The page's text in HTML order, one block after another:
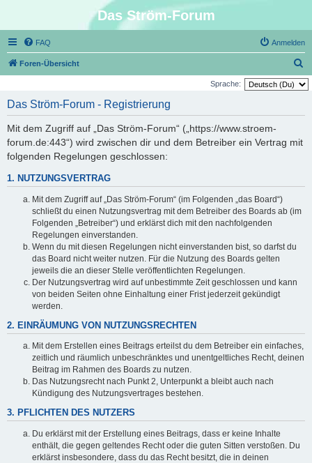
Das Ström-Forum
FAQ Anmelden
Foren-Übersicht
u
Sprache:
Das Ström-Forum - Registrierung
Mit dem Zugriff auf „Das Ström-Forum“ („https://www.stroem-
forum.de:443“) wird zwischen dir und dem Betreiber ein Vertrag mit
folgenden Regelungen geschlossen:
1. NUTZUNGSVERTRAG
Mit dem Zugriff auf „Das Ström-Forum“ (im Folgenden „das Board“)
schließt du einen Nutzungsvertrag mit dem Betreiber des Boards ab (im
Folgenden „Betreiber“) und erklärst dich mit den nachfolgenden
Regelungen einverstanden.
Wenn du mit diesen Regelungen nicht einverstanden bist, so darfst du
das Board nicht weiter nutzen. Für die Nutzung des Boards gelten
jeweils die an dieser Stelle veröffentlichten Regelungen.
Der Nutzungsvertrag wird auf unbestimmte Zeit geschlossen und kann
von beiden Seiten ohne Einhaltung einer Frist jederzeit gekündigt
werden.
2. EINRÄUMUNG VON NUTZUNGSRECHTEN
Mit dem Erstellen eines Beitrags erteilst du dem Betreiber ein einfaches,
zeitlich und räumlich unbeschränktes und unentgeltliches Recht, deinen
Beitrag im Rahmen des Boards zu nutzen.
Das Nutzungsrecht nach Punkt 2, Unterpunkt a bleibt auch nach
Kündigung des Nutzungsvertrages bestehen.
3. PFLICHTEN DES NUTZERS
Du erklärst mit der Erstellung eines Beitrags, dass er keine Inhalte
enthält, die gegen geltendes Recht oder die guten Sitten verstoßen. Du
erklärst insbesondere, dass du das Recht besitzt, die in deinen